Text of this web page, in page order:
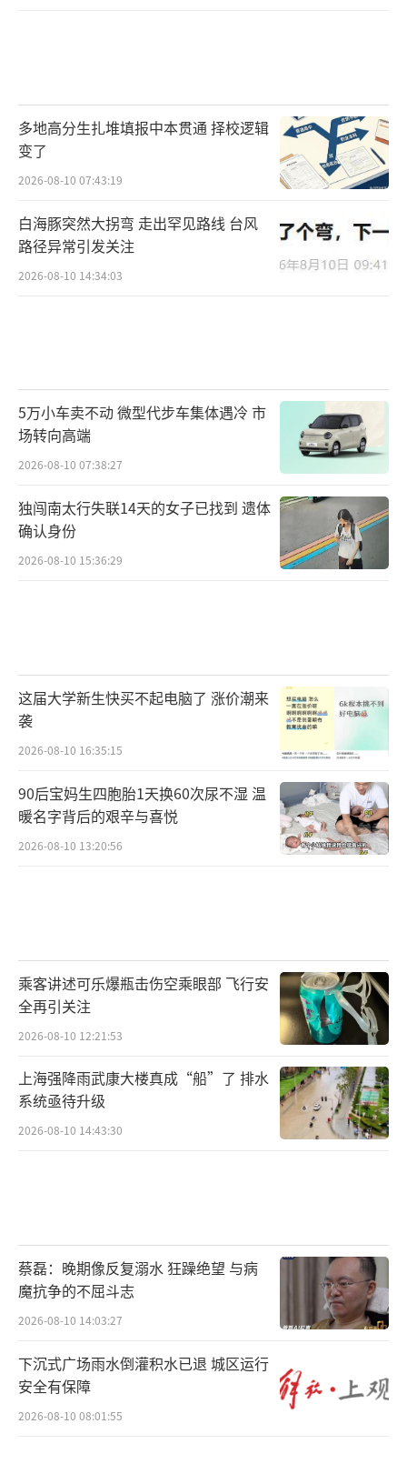
多地高分生扎堆填报中本贯通 择校逻辑
变了
2026-08-10 07:43:19
白海豚突然大拐弯 走出罕见路线 台风
路径异常引发关注
2026-08-10 14:34:03
5万小车卖不动 微型代步车集体遇冷 市
场转向高端
2026-08-10 07:38:27
独闯南太行失联14天的女子已找到 遗体
确认身份
2026-08-10 15:36:29
这届大学新生快买不起电脑了 涨价潮来
袭
2026-08-10 16:35:15
90后宝妈生四胞胎1天换60次尿不湿 温
暖名字背后的艰辛与喜悦
2026-08-10 13:20:56
乘客讲述可乐爆瓶击伤空乘眼部 飞行安
全再引关注
2026-08-10 12:21:53
上海强降雨武康大楼真成“船”了 排水
系统亟待升级
2026-08-10 14:43:30
蔡磊：晚期像反复溺水 狂躁绝望 与病
魔抗争的不屈斗志
2026-08-10 14:03:27
下沉式广场雨水倒灌积水已退 城区运行
安全有保障
2026-08-10 08:01:55